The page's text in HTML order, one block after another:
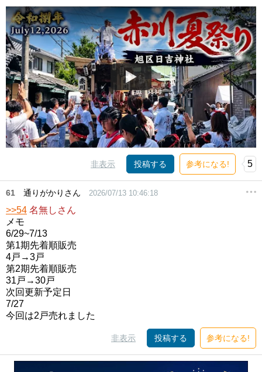
非表示 投稿する 参考になる! 5
61 通りがかりさん 2026/07/13 10:46:18
>>54 名無しさん
メモ
6/29~7/13
第1期先着順販売
4戸→3戸
第2期先着順販売
31戸→30戸
次回更新予定日
7/27
今回は2戸売れました
非表示 投稿する 参考になる!